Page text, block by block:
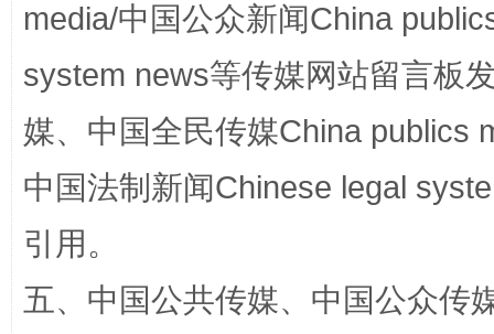
media/中国公众新闻China
system news等传媒网站留言板
媒、中国全民传媒China publics
中国法制新闻Chinese legal
引用。
五、中国公共传媒、中国公众传